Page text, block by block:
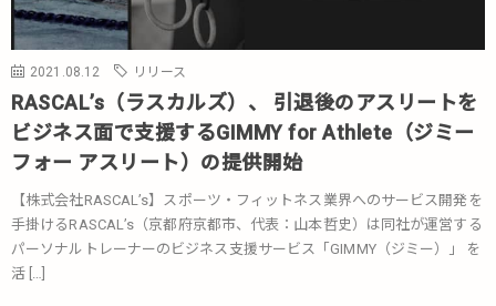
2021.08.12 リリース
RASCAL’s（ラスカルズ）、 引退後のアスリートを
ビジネス面で支援するGIMMY for Athlete（ジミー
フォー アスリート）の提供開始
【株式会社RASCAL’s】スポーツ・フィットネス業界へのサービス開発を
手掛けるRASCAL’s（京都府京都市、代表：山本哲史）は同社が運営する
パーソナルトレーナーのビジネス支援サービス「GIMMY（ジミー）」 を
活 […]